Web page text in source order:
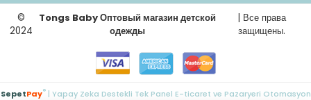
©
2024
Tongs Baby Оптовый магазин детской
одежды
| Все права
защищены.
SepetPay®| Yapay Zeka Destekli Tek Panel E-ticaret ve Pazaryeri Otomasyon